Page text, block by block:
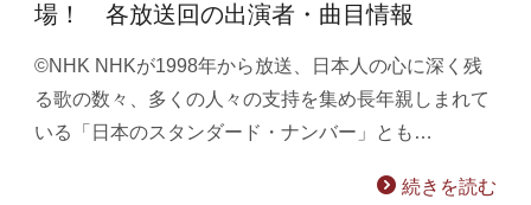
場！ 各放送回の出演者・曲目情報
©NHK NHKが1998年から放送、日本人の心に深く残
る歌の数々、多くの人々の支持を集め長年親しまれて
いる「日本のスタンダード・ナンバー」とも…
続きを読む